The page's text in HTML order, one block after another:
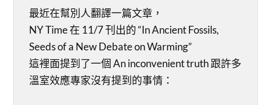
最近在幫別人翻譯一篇文章，
NY Time 在 11/7 刊出的 “In Ancient Fossils,
Seeds of a New Debate on Warming”
這裡面提到了一個 An inconvenient truth 跟許多
溫室效應專家沒有提到的事情：